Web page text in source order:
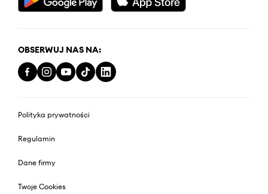
OBSERWUJ NAS NA:
Polityka prywatności
Regulamin
Dane firmy
Twoje Cookies